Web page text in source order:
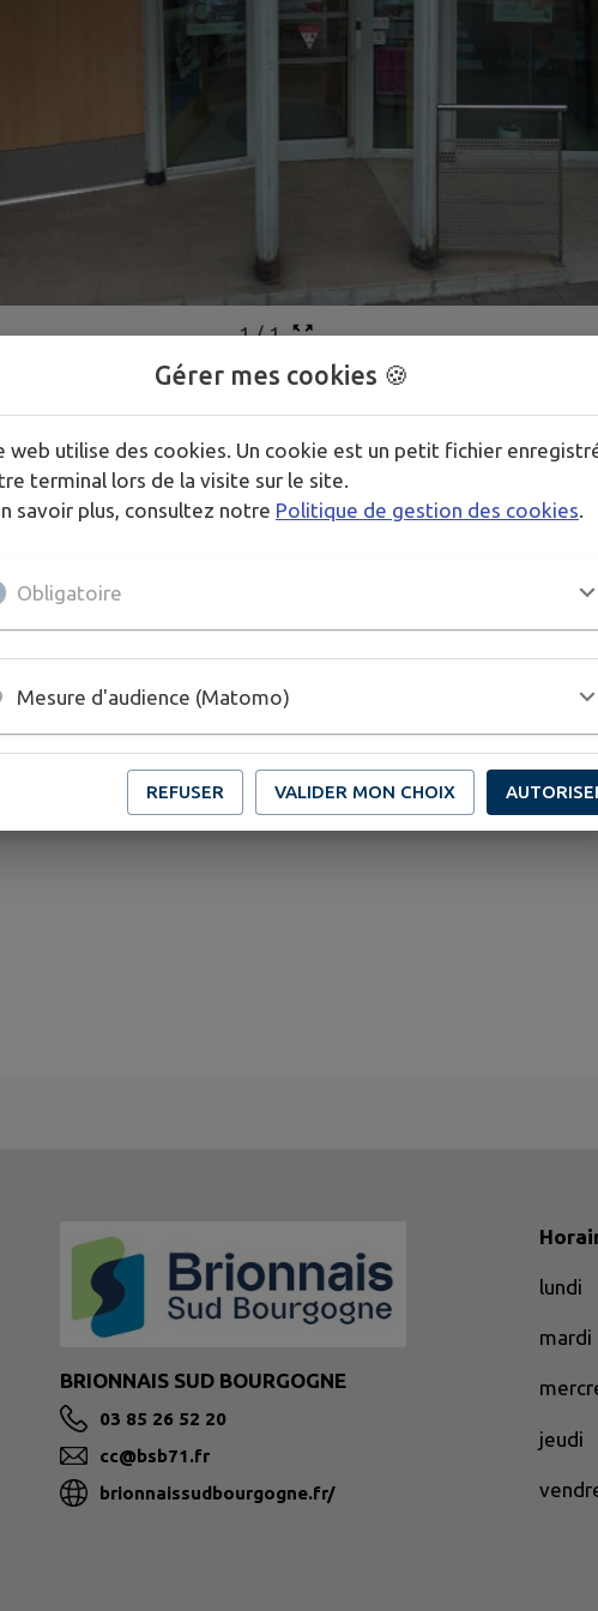
1/1
BRIONNAIS SUD BOURGOGNE
03 85 26 52 20
cc@bsb71.fr
brionnaissudbourgogne.fr/
lundi
Gérer mes cookies 🍪
web utilise des cookies. Un cookie est un petit fichier
terminal lors de la visite sur le site.
savoir plus, consultez notre Politique de gestion des cookies.
Obligatoire
Mesure d'audience (Matomo)
REFUSER VALIDER MON CHOIX